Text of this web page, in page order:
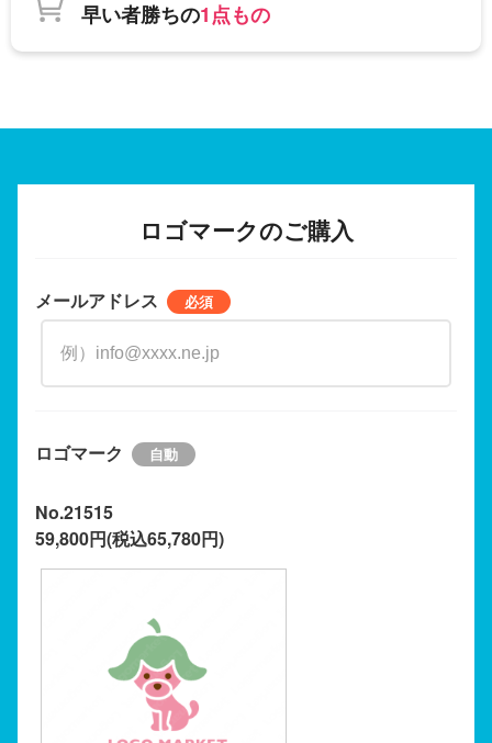
早い者勝ちの1点もの
ロゴマークのご購入
メールアドレス
ロゴマーク
No.21515
59,800円(税込65,780円)